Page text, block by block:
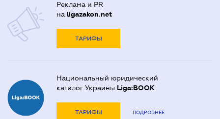
Реклама и PR
на ligazakon.net
ТАРИФЫ
Национальный юридический
каталог Украины Liga:BOOK
ТАРИФЫ ПОДРОБНЕЕ